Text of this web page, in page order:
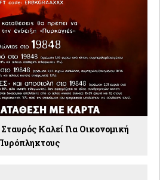
Καλεί Για Οικονομική